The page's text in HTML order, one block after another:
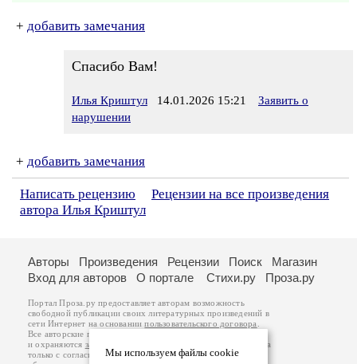
+ добавить замечания
Спасибо Вам!
Илья Криштул 14.01.2026 15:21
Заявить о
нарушении
+ добавить замечания
Написать рецензию
Рецензии на все произведения
автора Илья Криштул
Мы используем файлы cookie
Авторы Произведения Рецензии Поиск
Магазин
Вход для авторов
О портале Стихи.ру Проза.ру
Портал Проза.ру предоставляет авторам возможность
свободной публикации своих литературных произведений в
сети Интернет на основаниипользовательского договора
Все авторские права на произведения принадлежат авторам
и охраняются законом
. Перепечатка произведений возможна
только с согласия его автора, к которому вы можете